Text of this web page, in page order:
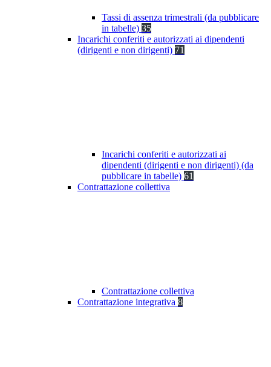
Tassi di assenza trimestrali (da pubblicare
in tabelle) 35
Incarichi conferiti e autorizzati ai dipendenti
(dirigenti e non dirigenti) 71
Incarichi conferiti e autorizzati ai
dipendenti (dirigenti e non dirigenti) (da
pubblicare in tabelle) 61
Contrattazione collettiva
Contrattazione collettiva
Contrattazione integrativa 8